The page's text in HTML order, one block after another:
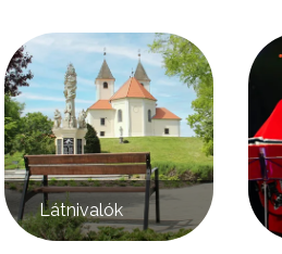
Látnivalók
Kép Kép